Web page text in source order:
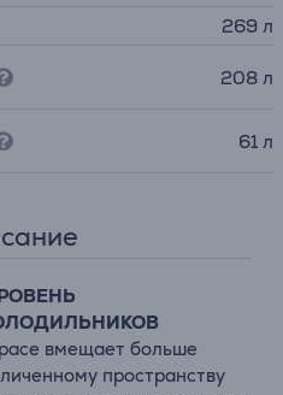
269 л
208 л
61 л
вмещает больше
пространству